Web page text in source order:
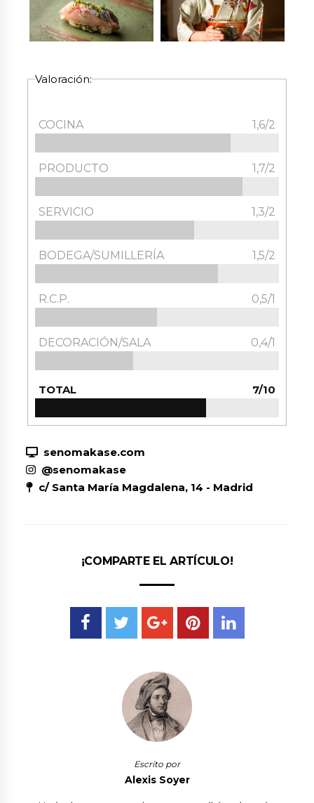
Valoración:
COCINA 1,6/2
PRODUCTO 1,7/2
SERVICIO 1,3/2
BODEGA/SUMILLERÍA 1,5/2
R.C.P. 0,5/1
DECORACIÓN/SALA 0,4/1
TOTAL 7/10
senomakase.com
@senomakase
c/ Santa María Magdalena, 14 - Madrid
¡COMPARTE EL ARTÍCULO!
Escrito por
Alexis Soyer